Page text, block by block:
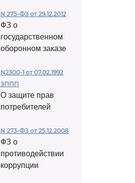
N 275-ФЗ от 29.12.2012
ФЗ о
государственном
оборонном заказе
N2300-1 от 07.02.1992
ЗППП
О защите прав
потребителей
N 273-ФЗ от 25.12.2008
ФЗ о
противодействии
коррупции